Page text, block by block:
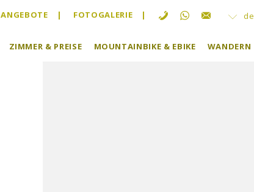
ANGEBOTE FOTOGALERIE de
ZIMMER & PREISE MOUNTAINBIKE & EBIKE WANDERN